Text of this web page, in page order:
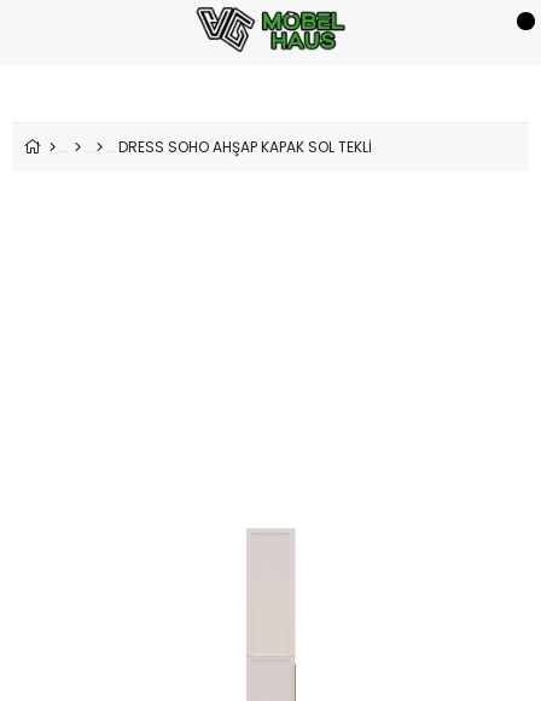
DRESS SOHO AHŞAP KAPAK SOL TEKLİ